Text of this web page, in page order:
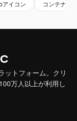
アイコン コンテナ
ットフォーム。クリ
万人以上が利用し